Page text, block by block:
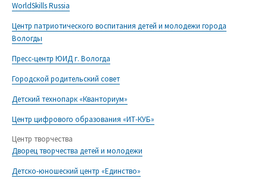
WorldSkills Russia
Центр патриотического воспитания детей и молодежи города
Вологды
Пресс-центр ЮИД г. Вологда
Городской родительский совет
Детский технопарк «Кванториум»
Центр цифрового образования «ИТ-КУБ»
Центр творчества
Дворец творчества детей и молодежи
Детско-юношеский центр «Единство»